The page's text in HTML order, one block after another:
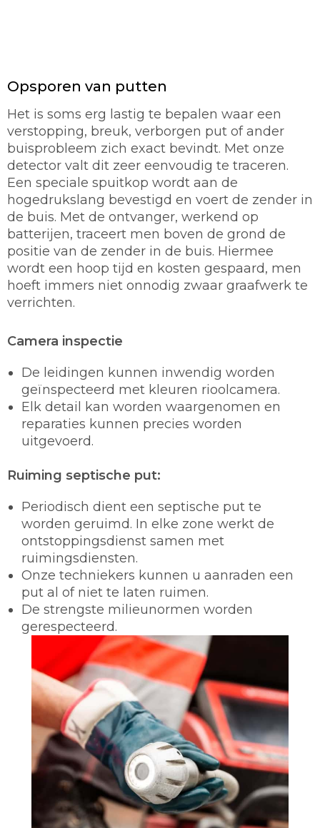
Opsporen van putten
Het is soms erg lastig te bepalen waar een
verstopping, breuk, verborgen put of ander
buisprobleem zich exact bevindt. Met onze
detector valt dit zeer eenvoudig te traceren.
Een speciale spuitkop wordt aan de
hogedrukslang bevestigd en voert de zender in
de buis. Met de ontvanger, werkend op
batterijen, traceert men boven de grond de
positie van de zender in de buis. Hiermee
wordt een hoop tijd en kosten gespaard, men
hoeft immers niet onnodig zwaar graafwerk te
verrichten.
Camera inspectie
De leidingen kunnen inwendig worden
geïnspecteerd met kleuren rioolcamera.
Elk detail kan worden waargenomen en
reparaties kunnen precies worden
uitgevoerd.
Ruiming septische put:
Periodisch dient een septische put te
worden geruimd. In elke zone werkt de
ontstoppingsdienst samen met
ruimingsdiensten.
Onze techniekers kunnen u aanraden een
put al of niet te laten ruimen.
De strengste milieunormen worden
gerespecteerd.